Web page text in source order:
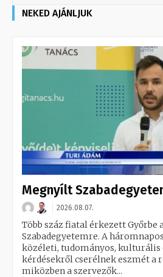
NEKED AJÁNLJUK
Megnyílt
2026.08.07.
Több száz fiatal érkezett Győrbe a
Szabadegyetemre. A
közéleti, tudományos, kulturális
kérdésekről cserélnek eszmét a
miközben a szervezők...